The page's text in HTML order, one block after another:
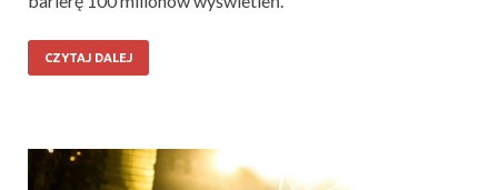
CZYTAJ DALEJ